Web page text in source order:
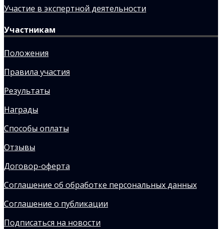
Участие в экспертной деятельности
Участникам
Положения
Правила участия
Результаты
Награды
Способы оплаты
Отзывы
Договор-оферта
Соглашение об обработке персональных данных
Соглашение о публикации
Подписаться на новости